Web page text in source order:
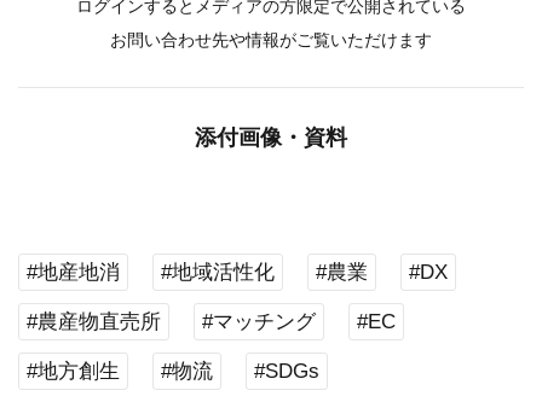
ログインするとメディアの方限定で公開されている
お問い合わせ先や情報がご覧いただけます
添付画像・資料
#地産地消 #地域活性化 #農業 #DX
#農産物直売所 #マッチング #EC
#地方創生 #物流 #SDGs